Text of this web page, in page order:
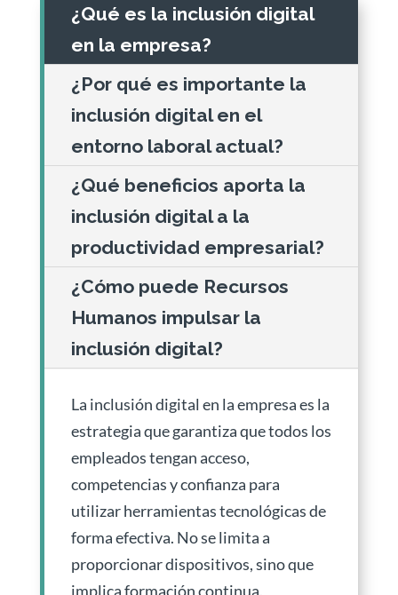
¿Qué es la inclusión digital
en la empresa?
¿Por qué es importante la
inclusión digital en el
entorno laboral actual?
¿Qué beneficios aporta la
inclusión digital a la
productividad empresarial?
¿Cómo puede Recursos
Humanos impulsar la
inclusión digital?
La inclusión digital en la empresa es la
estrategia que garantiza que todos los
empleados tengan acceso,
competencias y confianza para
utilizar herramientas tecnológicas de
forma efectiva. No se limita a
proporcionar dispositivos, sino que
implica formación continua,